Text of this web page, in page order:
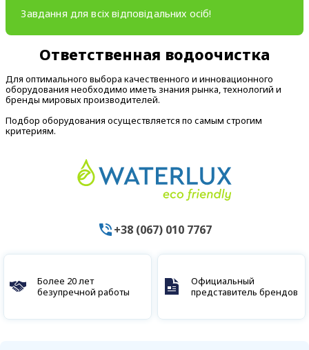
Завдання для всіх відповідальних осіб!
Ответственная водоочистка
Для оптимального выбора качественного и инновационного
оборудования необходимо иметь знания рынка, технологий и
бренды мировых производителей.
Подбор оборудования осуществляется по самым строгим
критериям.
+38 (067) 010 7767
Более 20 лет
безупречной работы
Официальный
представитель брендов